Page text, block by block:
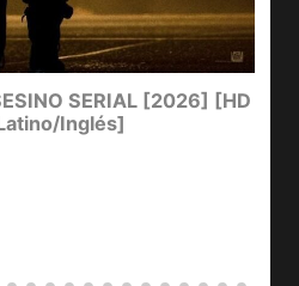
SERIAL [2026] [HD
Inglés]